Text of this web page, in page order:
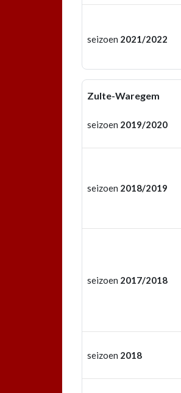
seizoen 2021/2022
Zulte-Waregem
seizoen 2019/2020
seizoen 2018/2019
seizoen 2017/2018
seizoen 2018